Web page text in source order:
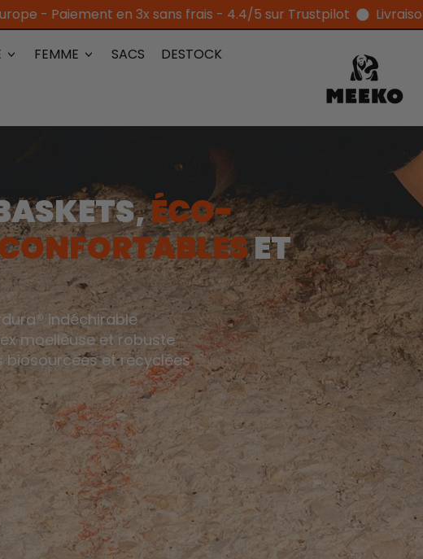
3x sans frais - 4.4/5 sur Trustpilot Livraisons et échanges
FEMME SACS DESTOCK
ÉCO-
ET
®indéchirable
moelleuse et robuste
biosourcées et recyclées